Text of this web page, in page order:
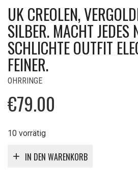
UK CREOLEN,
SILBER. MACHT JEDES
SCHLICHTE OUTFIT
FEINER.
OHRRINGE
€79.00
10 vorrätig
IN DEN WARENKORB